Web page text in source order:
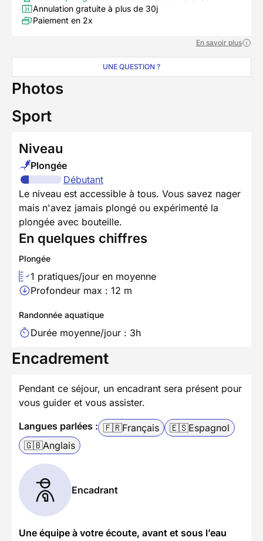
Annulation gratuite à plus de 30j
Paiement en 2x
En savoir plus
UNE QUESTION ?
Photos
Sport
Niveau
Plongée
Débutant
Le niveau est accessible à tous. Vous savez nager
mais n'avez jamais plongé ou expérimenté la
plongée avec bouteille.
En quelques chiffres
Plongée
1 pratiques/jour en moyenne
Profondeur max : 12 m
Randonnée aquatique
Durée moyenne/jour : 3h
Encadrement
Pendant ce séjour, un encadrant sera présent pour
vous guider et vous assister.
Langues parlées : 🇫🇷Français 🇪🇸Espagnol
🇬🇧Anglais
Encadrant
Une équipe à votre écoute, avant et sous l’eau